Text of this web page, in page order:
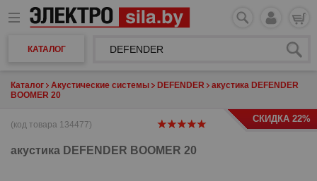
КАТАЛОГ
Каталог Акустические системы DEFENDER
акустика DEFENDER
BOOMER 20
(код товара 134477)
СКИДКА 22%
акустика DEFENDER BOOMER 20